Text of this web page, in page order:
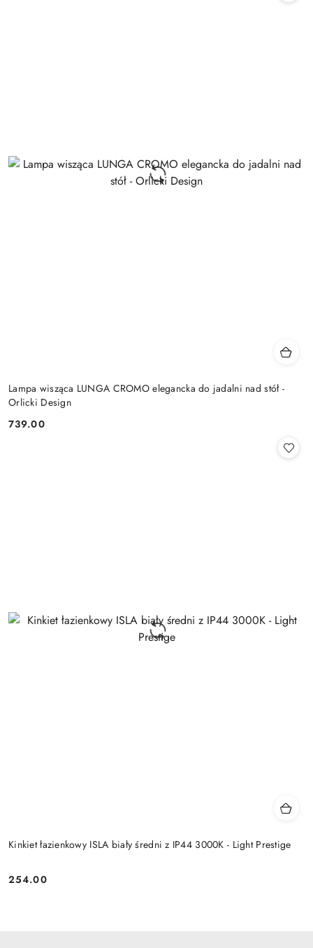
Lampa wisząca LUNGA CROMO elegancka do jadalni nad stół -
Orlicki Design
Cena:
739.00
Kinkiet łazienkowy ISLA biały średni z IP44 3000K - Light Prestige
Cena:
254.00